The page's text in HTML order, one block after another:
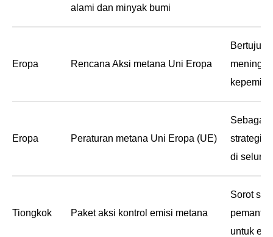
alami dan minyak bumi
Eropa Rencana Aksi metana Uni Eropa
Eropa Peraturan metana Uni Eropa (UE)
Sebagai
strategi
di
Tiongkok Paket aksi kontrol emisi metana
Sorot
untuk